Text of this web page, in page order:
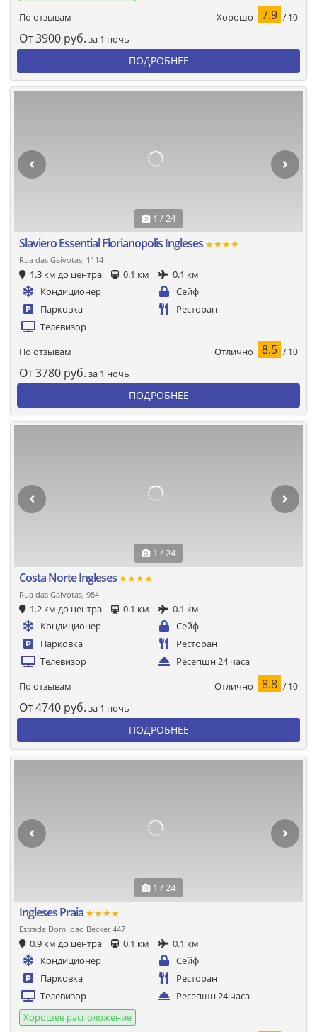
По отзывам
Хорошо 7.9 / 10
От3900 руб. за 1 ночь
ПОДРОБНЕЕ
1 / 24
Slaviero Essential Florianopolis Ingleses ★★★★
Rua das Gaivotas, 1114
1.3 км до центра 0.1 км
0.1 км
Кондиционер
Сейф
Парковка
Ресторан
Телевизор
По отзывам Отлично 8.5 / 10
От3780 руб. за 1 ночь
ПОДРОБНЕЕ
1 / 24
Costa Norte Ingleses ★★★★
Rua das Gaivotas, 984
1.2 км до центра 0.1 км
0.1 км
Кондиционер
Сейф
Парковка
Ресторан
Телевизор
Ресепшн 24 часа
По отзывам Отлично 8.8 / 10
От4740 руб. за 1 ночь
ПОДРОБНЕЕ
1 / 24
Ingleses Praia ★★★★
Estrada Dom Joao Becker 447
0.9 км до центра 0.1 км
0.1 км
Кондиционер
Сейф
Парковка
Ресторан
Телевизор
Ресепшн 24 часа
Хорошее расположение